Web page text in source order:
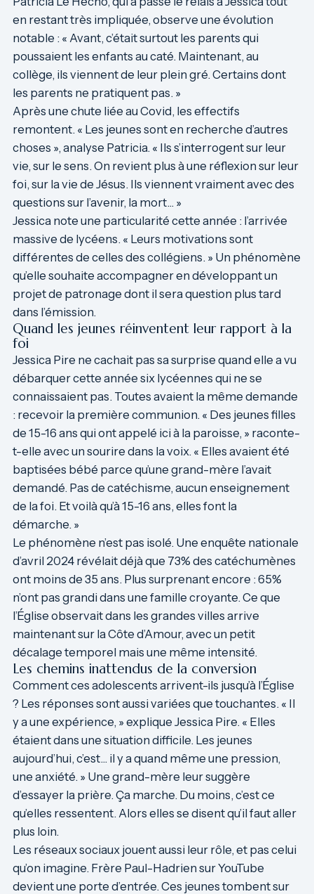
en restant très impliquée, observe une évolution
notable : « Avant, c’était surtout les parents qui
poussaient les enfants au caté. Maintenant, au
collège, ils viennent de leur plein gré. Certains dont
les parents ne pratiquent pas. »
Après une chute liée au Covid, les effectifs
remontent. « Les jeunes sont en recherche d’autres
choses », analyse Patricia. « Ils s’interrogent sur leur
vie, sur le sens. On revient plus à une réflexion sur leur
foi, sur la vie de Jésus. Ils viennent vraiment avec des
questions sur l’avenir, la mort… »
Jessica note une particularité cette année : l’arrivée
massive de lycéens. « Leurs motivations sont
différentes de celles des collégiens. » Un phénomène
qu’elle souhaite accompagner en développant un
projet de patronage dont il sera question plus tard
dans l’émission.
Quand les jeunes réinventent leur rapport à la
foi
Jessica Pire ne cachait pas sa surprise quand elle a vu
débarquer cette année six lycéennes qui ne se
connaissaient pas. Toutes avaient la même demande
: recevoir la première communion. « Des jeunes filles
de 15-16 ans qui ont appelé ici à la paroisse, » raconte-
t-elle avec un sourire dans la voix. « Elles avaient été
baptisées bébé parce qu’une grand-mère l’avait
demandé. Pas de catéchisme, aucun enseignement
de la foi. Et voilà qu’à 15-16 ans, elles font la
démarche. »
Le phénomène n’est pas isolé. Une enquête nationale
d’avril 2024 révélait déjà que 73% des catéchumènes
ont moins de 35 ans. Plus surprenant encore : 65%
n’ont pas grandi dans une famille croyante. Ce que
l’Église observait dans les grandes villes arrive
maintenant sur la Côte d’Amour, avec un petit
décalage temporel mais une même intensité.
Les chemins inattendus de la conversion
Comment ces adolescents arrivent-ils jusqu’à l’Église
? Les réponses sont aussi variées que touchantes. « Il
y a une expérience, » explique Jessica Pire. « Elles
étaient dans une situation difficile. Les jeunes
aujourd’hui, c’est… il y a quand même une pression,
une anxiété. » Une grand-mère leur suggère
d’essayer la prière. Ça marche. Du moins, c’est ce
qu’elles ressentent. Alors elles se disent qu’il faut aller
plus loin.
Les réseaux sociaux jouent aussi leur rôle, et pas celui
qu’on imagine. Frère Paul-Hadrien sur YouTube
devient une porte d’entrée. Ces jeunes tombent sur